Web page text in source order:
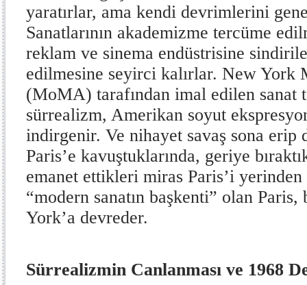
yaratırlar, ama kendi devrimlerini
Sanatlarının akademizme tercüme
reklam ve sinema endüstrisine
edilmesine seyirci kalırlar. New York
(MoMA) tarafından imal edilen sanat
sürrealizm, Amerikan soyut
indirgenir. Ve nihayet savaş sona erip
Paris’e kavuştuklarında, geriye
emanet ettikleri miras Paris’i
“modern sanatın başkenti” olan Paris,
York’a devreder.
Sürrealizmin Canlanması ve 1968